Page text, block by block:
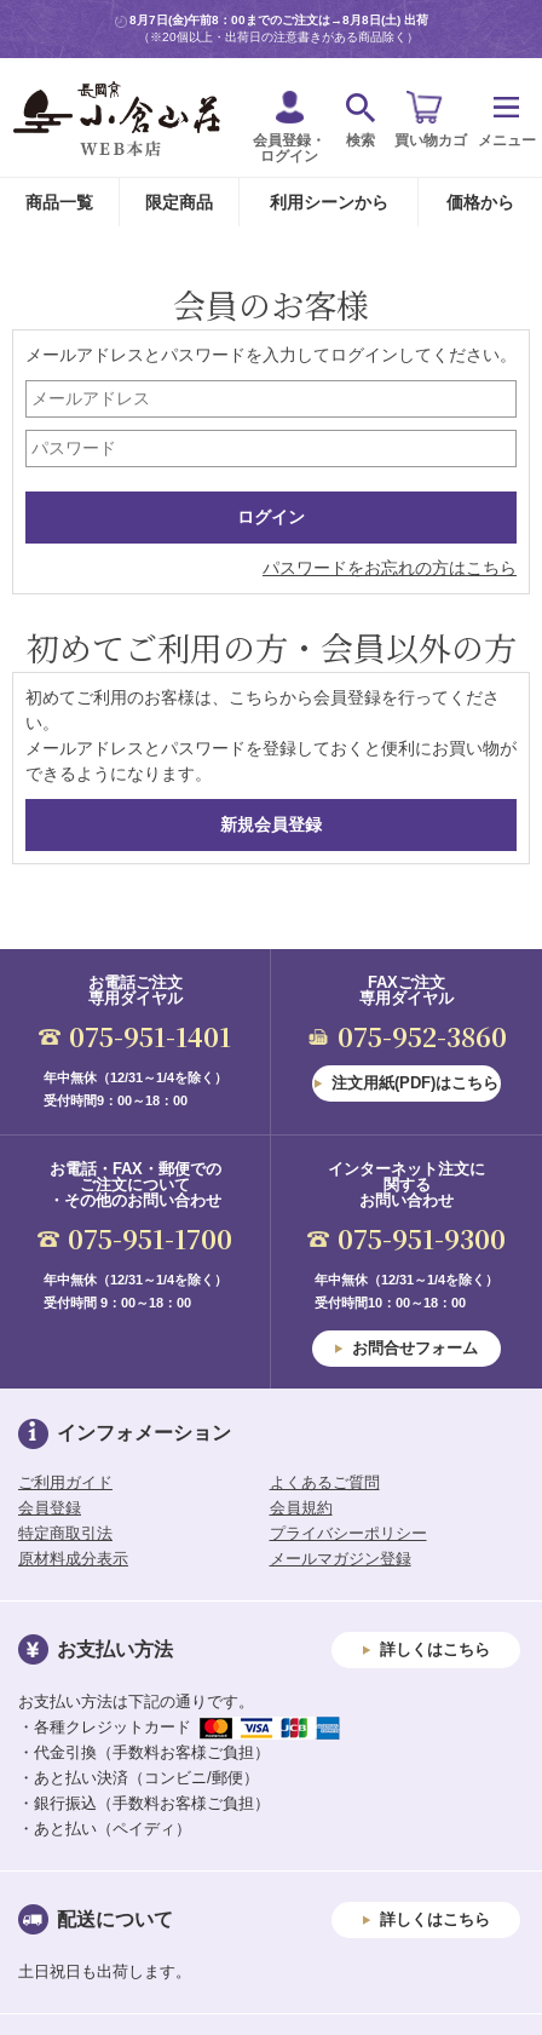
8月7日(金)午前8：00までのご注文は→8月8日(土) 出荷
（※20個以上・出荷日の注意書きがある商品除く）
会員登録・
ログイン
検索 買い物カゴ メニュー
商品一覧 限定商品 利用シーンから 価格から
会員のお客様
メールアドレスとパスワードを入力してログインしてください。
パスワードをお忘れの方はこちら
初めてご利用の方・会員以外の方
初めてご利用のお客様は、こちらから会員登録を行ってくださ
い。
メールアドレスとパスワードを登録しておくと便利にお買い物が
できるようになります。
お電話ご注文
専用ダイヤル
075-951-1401
年中無休（12/31～1/4を除く）
受付時間9：00～18：00
FAXご注文
専用ダイヤル
075-952-3860
注文用紙(PDF)はこちら
お電話・FAX・郵便での
ご注文について
・その他のお問い合わせ
075-951-1700
年中無休（12/31～1/4を除く）
受付時間 9：00～18：00
インターネット注文に
関する
お問い合わせ
075-951-9300
年中無休（12/31～1/4を除く）
受付時間10：00～18：00
お問合せフォーム
インフォメーション
ご利用ガイド
よくあるご質問
会員登録
会員規約
特定商取引法
プライバシーポリシー
原材料成分表示
メールマガジン登録
お支払い方法 詳しくはこちら
お支払い方法は下記の通りです。
・各種クレジットカード
・代金引換（手数料お客様ご負担）
・あと払い決済（コンビニ/郵便）
・銀行振込（手数料お客様ご負担）
・あと払い（ペイディ）
配送について 詳しくはこちら
土日祝日も出荷します。